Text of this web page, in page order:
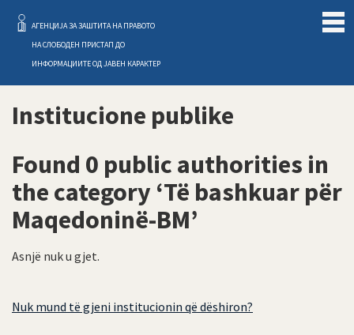
Слободен Пристап
АГЕНЦИЈА ЗА ЗАШТИТА НА ПРАВОТО
НА СЛОБОДЕН ПРИСТАП ДО
ИНФОРМАЦИИТЕ ОД ЈАВЕН КАРАКТЕР
Institucione publike
Found 0 public authorities in
the category ‘Të bashkuar për
Maqedoninë-BM’
Asnjë nuk u gjet.
Nuk mund të gjeni institucionin që dëshiron?